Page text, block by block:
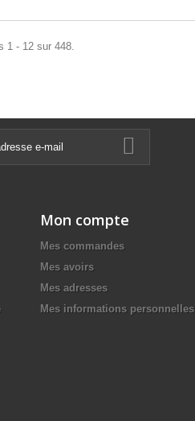
1 - 12 sur 448.
Mon compte
Mes commandes
Mes avoirs
Mes adresses
Mes informations personnelles